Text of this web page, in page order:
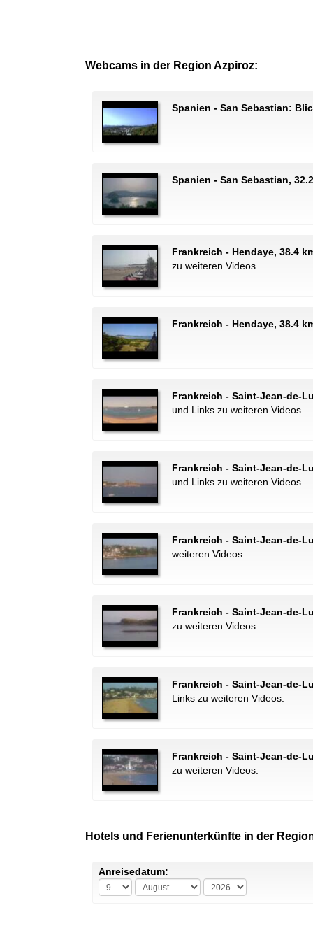
Webcams in der Region Azpiroz:
Spanien - San Sebastian:
Spanien - San Sebastian,
Frankreich - Hendaye, 38.4
zu weiteren Videos.
Frankreich - Hendaye, 38.4
Frankreich - Saint-Jean-de-
und Links zu weiteren Videos.
Frankreich - Saint-Jean-de-
und Links zu weiteren Videos.
Frankreich - Saint-Jean-de-
weiteren Videos.
Frankreich - Saint-Jean-de-
zu weiteren Videos.
Frankreich - Saint-Jean-de-
Links zu weiteren Videos.
Frankreich - Saint-Jean-de-
zu weiteren Videos.
Hotels und Ferienunterkünfte in der
Anreisedatum: